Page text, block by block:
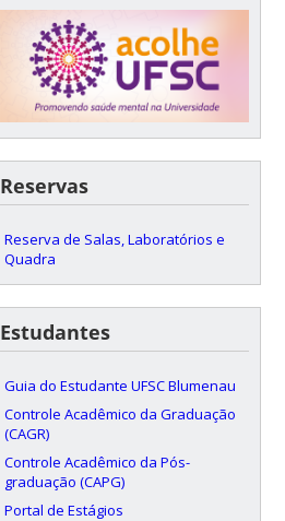
Reservas
Reserva de Salas, Laboratórios e
Quadra
Estudantes
Guia do Estudante UFSC Blumenau
Controle Acadêmico da Graduação
(CAGR)
Controle Acadêmico da Pós-
graduação (CAPG)
Portal de Estágios